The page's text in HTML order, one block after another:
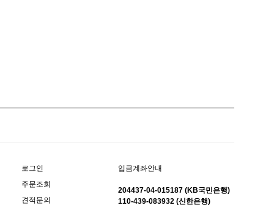
로그인
주문조회
견적문의
입금계좌안내
204437-04-015187 (KB국민은행)
110-439-083932 (신한은행)